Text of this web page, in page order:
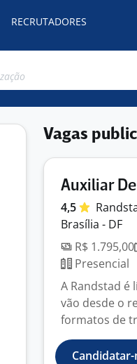
RECRUTADORES
Vagas
Auxiliar
4,5
Brasília - DF
R$ 1.795,00
Presencial
A Randstad é
vão desde o
formatos de